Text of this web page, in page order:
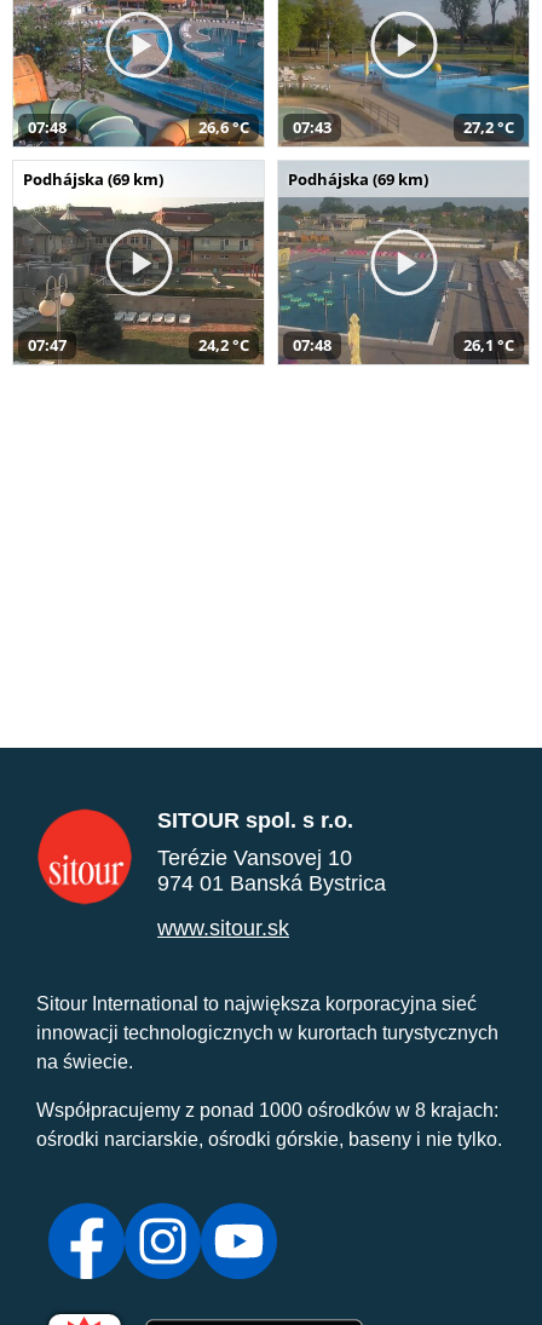
07:48 26,6 °C 07:43 27,2 °C
Podhájska (69 km)
07:47 24,2 °C
Podhájska (69 km)
07:48 26,1 °C
SITOUR spol. s r.o.
Terézie Vansovej 10
974 01 Banská Bystrica
www.sitour.sk
Sitour International to największa korporacyjna sieć
innowacji technologicznych w kurortach turystycznych
na świecie.
Współpracujemy z ponad 1000 ośrodków w 8 krajach:
ośrodki narciarskie, ośrodki górskie, baseny i nie tylko.